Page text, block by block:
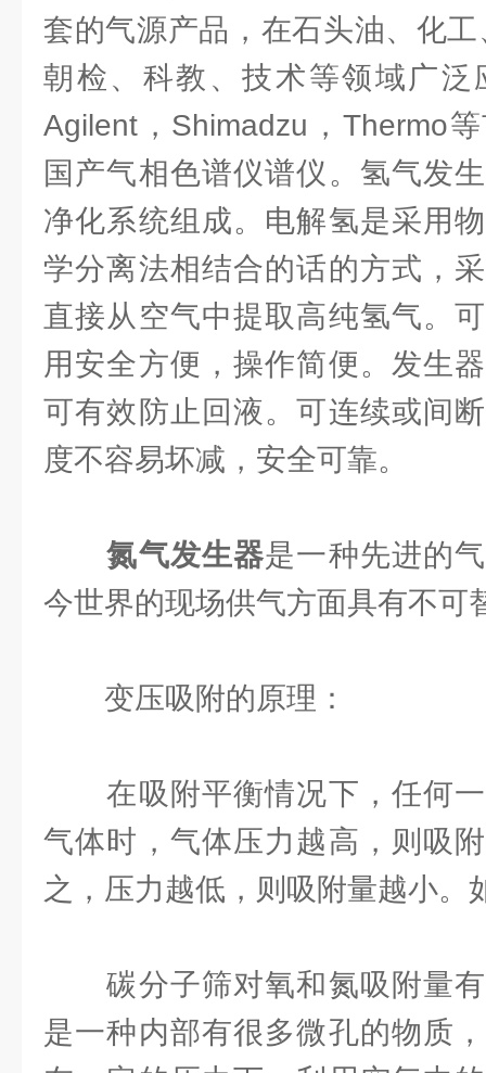
套的气源产品，在石头油、化
朝检、科教、技术等领域广泛
Agilent，Shimadzu，Thermo
国产气相色谱仪谱仪。氢气发
净化系统组成。电解氢是采用
学分离法相结合的话的方式，
直接从空气中提取高纯氢气。
用安全方便，操作简便。发生
可有效防止回液。可连续或间
度不容易坏减，安全可靠。
氮气发生器是一种先进的
今世界的现场供气方面具有不可
变压吸附的原理：
在吸附平衡情况下，任何一
气体时，气体压力越高，则吸
之，压力越低，则吸附量越小。
碳分子筛对氧和氮吸附量有
是一种内部有很多微孔的物质